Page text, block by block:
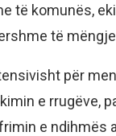
të komunës,
të
për
e rrugëve,
e ndihmës